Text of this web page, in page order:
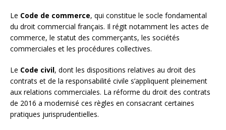
Le Code de commerce, qui constitue le socle fondamental
du droit commercial français. Il régit notamment les actes de
commerce, le statut des commerçants, les sociétés
commerciales et les procédures collectives.
Le Code civil, dont les dispositions relatives au droit des
contrats et de la responsabilité civile s’appliquent pleinement
aux relations commerciales. La réforme du droit des contrats
de 2016 a modernisé ces règles en consacrant certaines
pratiques jurisprudentielles.